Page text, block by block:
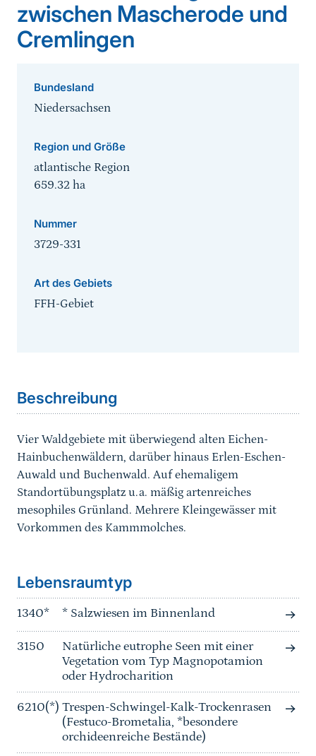
zwischen Mascherode und
Cremlingen
Bundesland
Niedersachsen
Region und Größe
atlantische Region
659.32 ha
Nummer
3729-331
Art des Gebiets
FFH-Gebiet
Beschreibung
Vier Waldgebiete mit überwiegend alten Eichen-
Hainbuchenwäldern, darüber hinaus Erlen-Eschen-
Auwald und Buchenwald. Auf ehemaligem
Standortübungsplatz u.a. mäßig artenreiches
mesophiles Grünland. Mehrere Kleingewässer mit
Vorkommen des Kammmolches.
Lebensraumtyp
1340* * Salzwiesen im Binnenland
3150
Natürliche eutrophe Seen mit einer
Vegetation vom Typ Magnopotamion
oder Hydrocharition
6210(*) Trespen-Schwingel-Kalk-Trockenrasen
(Festuco-Brometalia, *besondere
orchideenreiche Bestände)